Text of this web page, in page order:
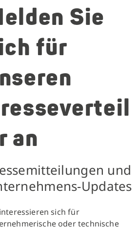
Sie
für
an
und
Updates
sich für
oder technische